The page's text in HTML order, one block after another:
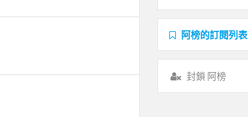
阿榜的訂閱列表
封鎖 阿榜